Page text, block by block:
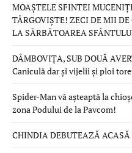
MOAȘTELE SFINTEI
TÂRGOVIȘTE! ZECI DE MII
LA SĂRBĂTOAREA
DÂMBOVIȚA, SUB DOUĂ
Caniculă dar și vijelii și ploi
Spider-Man vă așteaptă la
zona Podului de la Pavcom!
CHINDIA DEBUTEAZĂ ACASĂ